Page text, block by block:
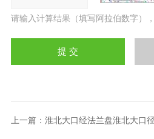
请输入计算结果（填写阿拉伯数字）
上一篇： 淮北大口经法兰盘淮北大口径法